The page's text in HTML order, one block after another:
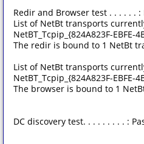
Redir and Browser test . . . . . . :
List of NetBt transports
NetBT_Tcpip_{824A823F-EBFE-
The redir is bound to 1 NetBt
List of NetBt transports
NetBT_Tcpip_{824A823F-EBFE-
The browser is bound to 1
DC discovery test. . . . . . . . . :